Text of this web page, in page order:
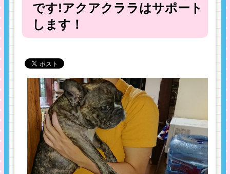
です!アクアクララはサポート
します！